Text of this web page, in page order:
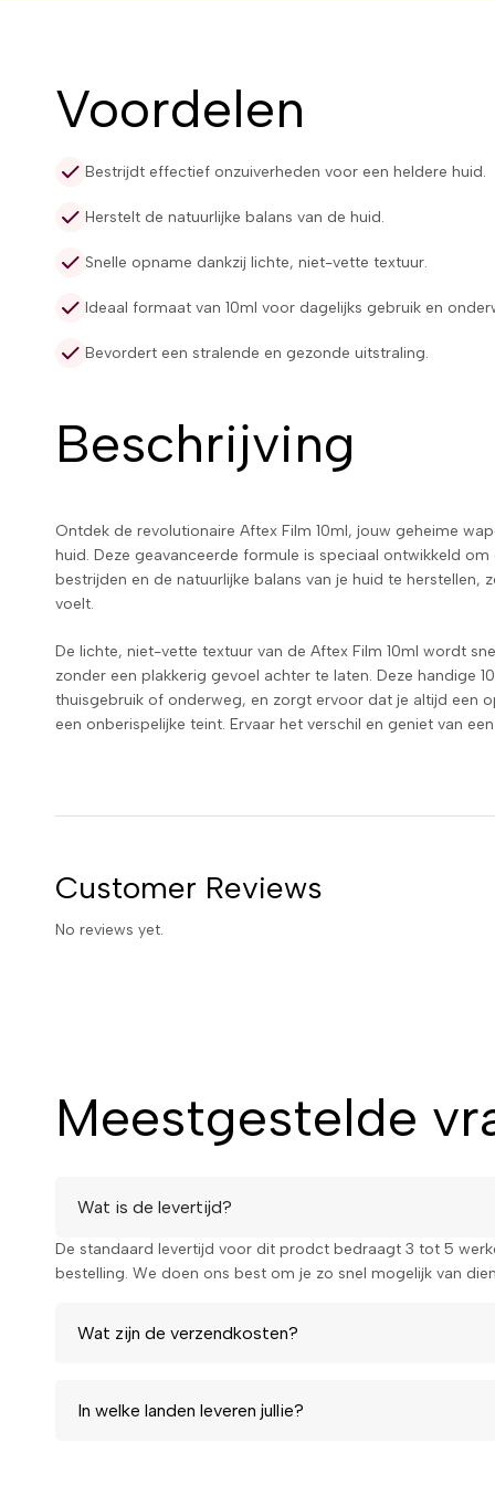
Voordelen
Bestrijdt effectief onzuiverheden voor een heldere huid.
Herstelt de natuurlijke balans van de huid.
Snelle opname dankzij lichte, niet-vette textuur.
Ideaal formaat van 10ml voor dagelijks gebruik en
Bevordert een stralende en gezonde uitstraling.
Beschrijving
Ontdek de revolutionaire Aftex Film 10ml, jouw geheime
huid. Deze geavanceerde formule is speciaal ontwikkeld
bestrijden en de natuurlijke balans van je huid te herstellen,
voelt.
De lichte, niet-vette textuur van de Aftex Film 10ml wordt
zonder een plakkerig gevoel achter te laten. Deze handige
thuisgebruik of onderweg, en zorgt ervoor dat je altijd een
een onberispelijke teint. Ervaar het verschil en geniet van
Customer Reviews
No reviews yet.
Meestgestelde
Wat is de levertijd?
De standaard levertijd voor dit prodct bedraagt 3 tot 5
bestelling. We doen ons best om je zo snel mogelijk van
Wat zijn de verzendkosten?
In welke landen leveren jullie?